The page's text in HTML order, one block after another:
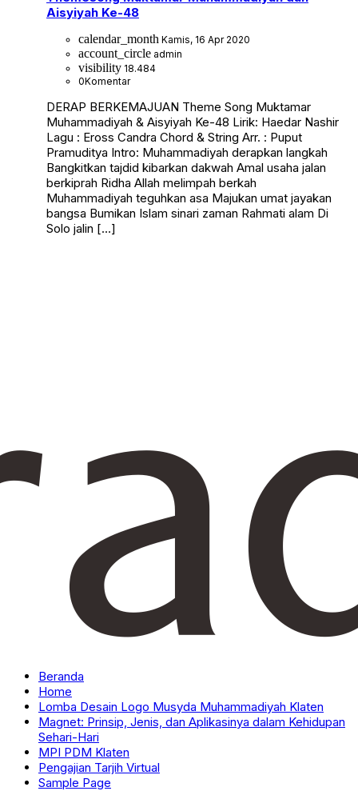
Aisyiyah Ke-48
calendar_month Kamis, 16 Apr 2020
account_circle admin
visibility 18.484
0Komentar
DERAP BERKEMAJUAN Theme Song Muktamar
Muhammadiyah & Aisyiyah Ke-48 Lirik: Haedar Nashir
Lagu : Eross Candra Chord & String Arr. : Puput
Pramuditya Intro: Muhammadiyah derapkan langkah
Bangkitkan tajdid kibarkan dakwah Amal usaha jalan
berkiprah Ridha Allah melimpah berkah
Muhammadiyah teguhkan asa Majukan umat jayakan
bangsa Bumikan Islam sinari zaman Rahmati alam Di
Solo jalin […]
Beranda
Home
Lomba Desain Logo Musyda Muhammadiyah Klaten
Magnet: Prinsip, Jenis, dan Aplikasinya dalam Kehidupan
Sehari-Hari
MPI PDM Klaten
Pengajian Tarjih Virtual
Sample Page